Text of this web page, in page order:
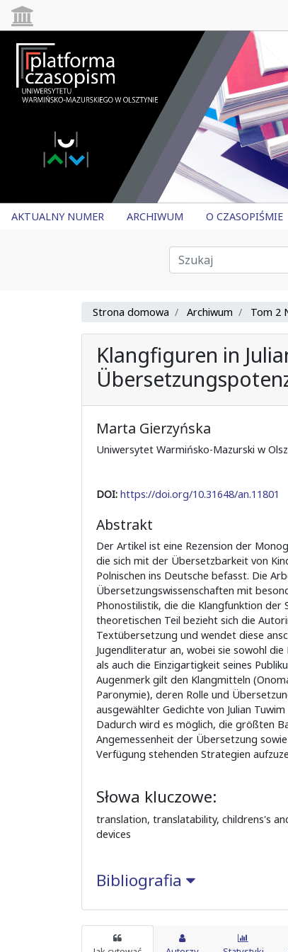
AKTUALNY NUMER ARCHIWUM O CZASOPIŚMIE
Strona domowa Archiwum Tom 2
Klangfiguren in
Marta Gierzyńska
Uniwersytet Warmińsko-Mazurski w
DOI: https://doi.org/10.31648/an.11801
Abstrakt
Der Artikel ist eine Rezension der
die sich mit der Übersetzbarkeit von
Polnischen ins Deutsche befasst. Die
Übersetzungswissenschaften mit
Phonostilistik, die die Klangfunktion der
theoretischen Teil bezieht sich die
Textübersetzung und wendet diese
Jugendliteratur an, wobei sie sowohl
als auch die Einzigartigkeit seines
Augenmerk gilt den Klangmitteln
Paronymie), deren Rolle und
ausgewählter Gedichte von Julian
Dadurch wird es möglich, die größten
Angemessenheit der Übersetzung
Verfügung stehenden Strategien
Słowa kluczowe:
translation, translatability, childrens's
devices
Bibliografia